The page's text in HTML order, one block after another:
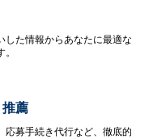
した情報からあなたに最適な
薦
応募手続き代行など、徹底的